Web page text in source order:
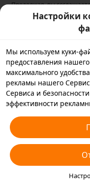
Продолжая, вы
и
Настройки
Мы используем куки-
предоставления
максимального
рекламы нашего
Сервиса и
эффективности
с которыми мы
использовать
устройстве в
«Отклонить все»,
куки-файлы, или
необходимо принять